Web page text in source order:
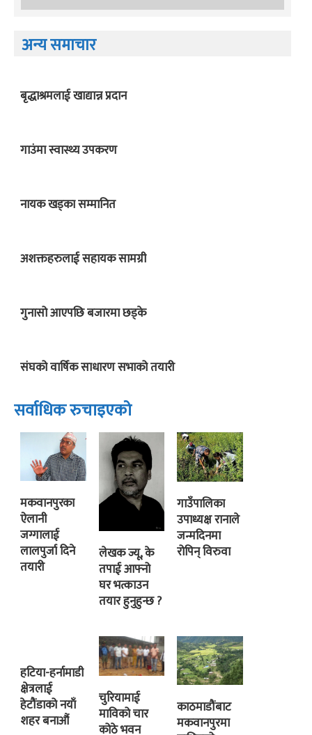
अन्य समाचार
बृद्धाश्रमलाई खाद्यान्न प्रदान
गाउंमा स्वास्थ्य उपकरण
नायक खड्का सम्मानित
अशक्तहरुलाई सहायक सामग्री
गुनासो आएपछि बजारमा छड्के
संघको वार्षिक साधारण सभाको तयारी
सर्वाधिक रुचाइएको
मकवानपुरका
ऐलानी
जग्गालाई
लालपुर्जा दिने
तयारी
लेखक ज्यू, के
तपाई आफ्नो
घर भत्काउन
तयार हुनुहुन्छ ?
गाउँपालिका
उपाध्यक्ष रानाले
जन्मदिनमा
रोपिन् विरुवा
हटिया-हर्नामाडी
क्षेत्रलाई
हेटौंडाको नयाँ
शहर बनाऔं
चुरियामाई
माविको चार
कोठे भवन
काठमाडौंबाट
मकवानपुरमा